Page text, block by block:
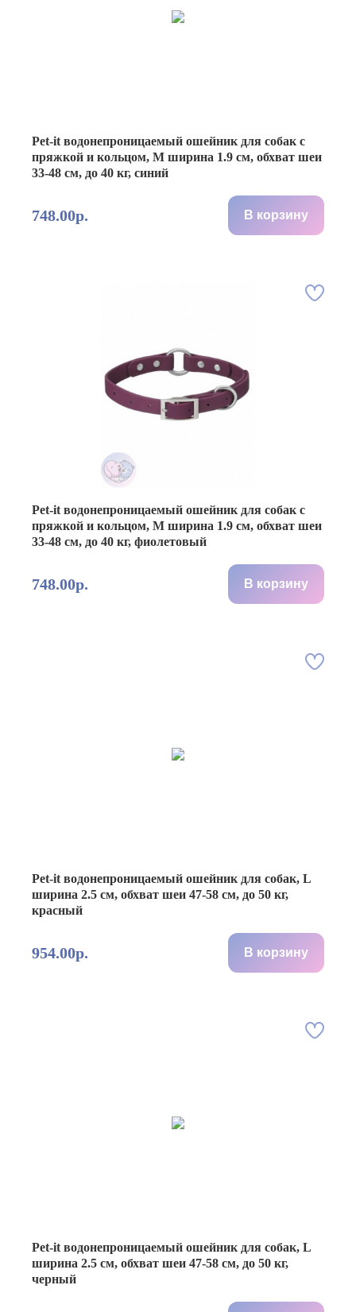
Pet-it водонепроницаемый ошейник для собак с
пряжкой и кольцом, M ширина 1.9 см, обхват шеи
33-48 см, до 40 кг, синий
748.00р. В корзину
Pet-it водонепроницаемый ошейник для собак с
пряжкой и кольцом, M ширина 1.9 см, обхват шеи
33-48 см, до 40 кг, фиолетовый
748.00р. В корзину
Pet-it водонепроницаемый ошейник для собак, L
ширина 2.5 см, обхват шеи 47-58 см, до 50 кг,
красный
954.00р. В корзину
Pet-it водонепроницаемый ошейник для собак, L
ширина 2.5 см, обхват шеи 47-58 см, до 50 кг,
черный